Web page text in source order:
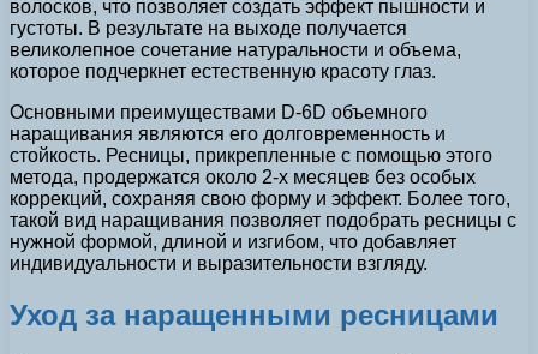
волосков, что позволяет создать эффект пышности и
густоты. В результате на выходе получается
великолепное сочетание натуральности и объема,
которое подчеркнет естественную красоту глаз.
Основными преимуществами D-6D объемного
наращивания являются его долговременность и
стойкость. Ресницы, прикрепленные с помощью этого
метода, продержатся около 2-х месяцев без особых
коррекций, сохраняя свою форму и эффект. Более того,
такой вид наращивания позволяет подобрать ресницы с
нужной формой, длиной и изгибом, что добавляет
индивидуальности и выразительности взгляду.
Уход за наращенными ресницами